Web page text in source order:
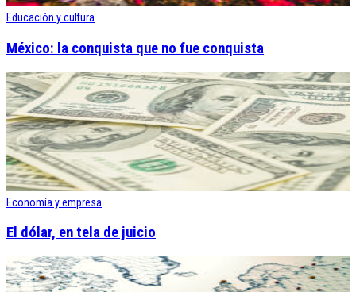
Educación y cultura
México: la conquista que no fue conquista
Economía y empresa
El dólar, en tela de juicio